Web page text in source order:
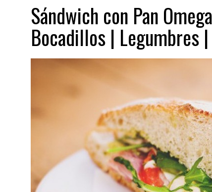
Sándwich con Pan
Bocadillos | Legumbres